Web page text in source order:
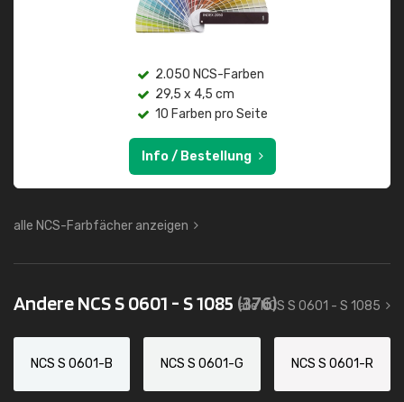
2.050 NCS-Farben
29,5 x 4,5 cm
10 Farben pro Seite
Info / Bestellung
alle NCS-Farbfächer anzeigen
Andere NCS S 0601 - S 1085 (376)
alle NCS S 0601 - S 1085
NCS S 0601-B NCS S 0601-G NCS S 0601-R